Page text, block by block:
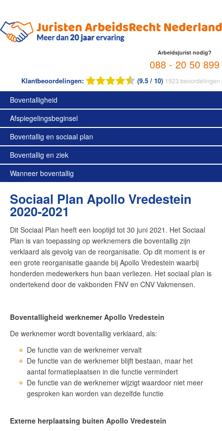
Arbeidsjurist nodig?
088 - 20 50 899
Klantbeoordelingen: (9.5 / 10) 1923 beoordelingen
Boventalligheid
Afspiegelingsbeginsel
Boventallig en sociaal plan
Boventallig en ziek
Wanneer boventallig
Sociaal Plan Apollo Vredestein
2020-2021
Dit Sociaal Plan heeft een looptijd tot 30 juni 2021. Het Sociaal
Plan is van toepassing op werknemers die boventallig zijn
verklaard als gevolg van de reorganisatie. Op dit moment is er
een grote reorganisatie gaande bij Apollo Vredestein waarbij
honderden medewerkers hun baan verliezen. Het sociaal plan is
ondertekend door de vakbonden FNV en CNV Vakmensen.
Boventalligheid werknemer Apollo Vredestein
De werknemer wordt boventallig verklaard, als:
De functie van de werknemer vervalt
De functie van de werknemer blijft bestaan, maar het
aantal formatieplaatsen in die functie vermindert
De functie van de werknemer wijzigt waardoor niet meer
gesproken kan worden van dezelfde functie
Externe herplaatsing buiten Apollo Vredestein